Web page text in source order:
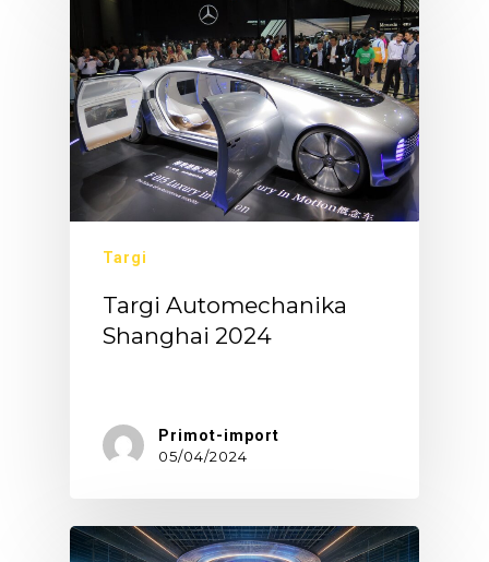
Targi
Targi Automechanika
Shanghai 2024
Primot-import
05/04/2024